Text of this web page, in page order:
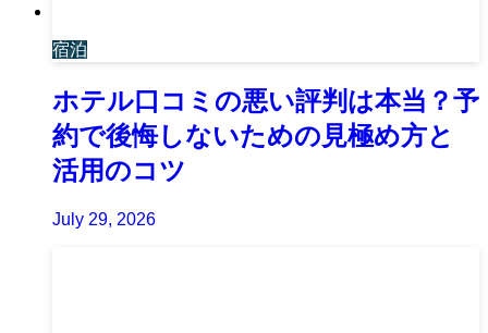
宿泊
ホテル口コミの悪い評判は本当？予
約で後悔しないための見極め方と
活用のコツ
July 29, 2026